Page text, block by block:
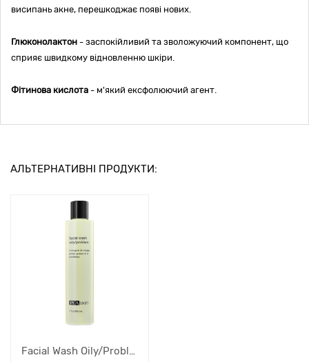
висипань акне, перешкоджає появі нових.
Глюконолактон - заспокійливий та зволожуючий компонент, що
сприяє швидкому відновленню шкіри.
Фітинова кислота - м'який ексфолюючий агент.
АЛЬТЕРНАТИВНІ ПРОДУКТИ:
Facial Wash Oily/Problem рідке мило для жирної шкіри, 206,5 мл